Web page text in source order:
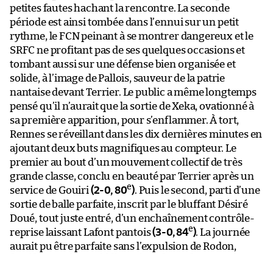
petites fautes hachant la rencontre. La seconde
période est ainsi tombée dans l’ennui sur un petit
rythme, le FCN peinant à se montrer dangereux et le
SRFC ne profitant pas de ses quelques occasions et
tombant aussi sur une défense bien organisée et
solide, à l’image de Pallois, sauveur de la patrie
nantaise devant Terrier. Le public a même longtemps
pensé qu’il n’aurait que la sortie de Xeka, ovationné à
sa première apparition, pour s’enflammer. À tort,
Rennes se réveillant dans les dix dernières minutes en
ajoutant deux buts magnifiques au compteur. Le
premier au bout d’un mouvement collectif de très
grande classe, conclu en beauté par Terrier après un
service de Gouiri (2-0, 80e). Puis le second, parti d’une
sortie de balle parfaite, inscrit par le bluffant Désiré
Doué, tout juste entré, d’un enchaînement contrôle-
reprise laissant Lafont pantois(3-0, 84e). La journée
aurait pu être parfaite sans l’expulsion de Rodon,